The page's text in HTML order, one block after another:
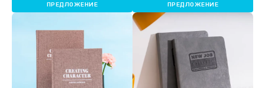
ПРЕДЛОЖЕНИЕ
ПРЕДЛОЖЕНИЕ